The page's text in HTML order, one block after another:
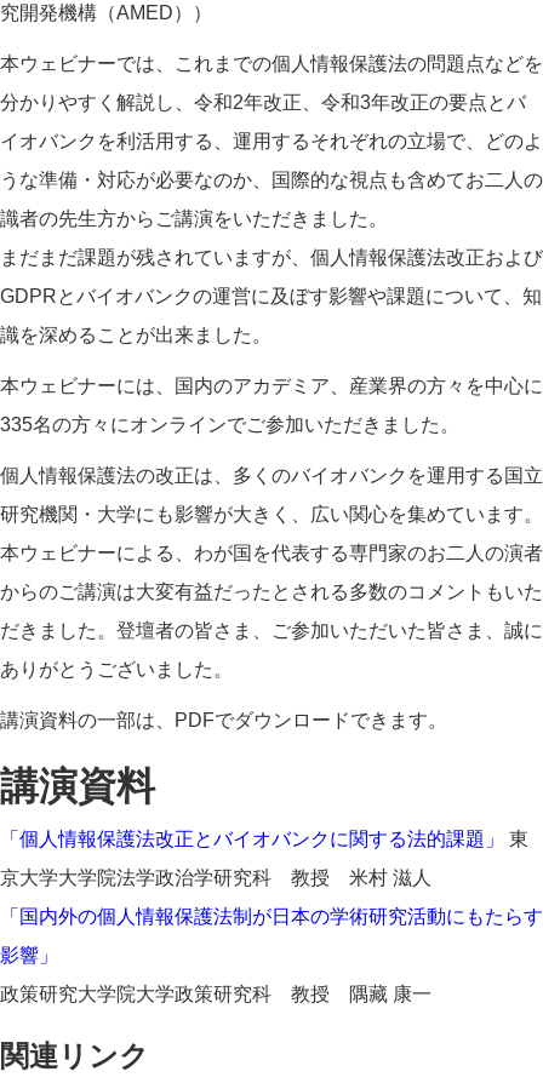
究開発機構（AMED））
本ウェビナーでは、これまでの個人情報保護法の問題点などを
分かりやすく解説し、令和2年改正、令和3年改正の要点とバ
イオバンクを利活用する、運用するそれぞれの立場で、どのよ
うな準備・対応が必要なのか、国際的な視点も含めてお二人の
識者の先生方からご講演をいただきました。
まだまだ課題が残されていますが、個人情報保護法改正および
GDPRとバイオバンクの運営に及ぼす影響や課題について、知
識を深めることが出来ました。
本ウェビナーには、国内のアカデミア、産業界の方々を中心に
335名の方々にオンラインでご参加いただきました。
個人情報保護法の改正は、多くのバイオバンクを運用する国立
研究機関・大学にも影響が大きく、広い関心を集めています。
本ウェビナーによる、わが国を代表する専門家のお二人の演者
からのご講演は大変有益だったとされる多数のコメントもいた
だきました。登壇者の皆さま、ご参加いただいた皆さま、誠に
ありがとうございました。
講演資料の一部は、PDFでダウンロードできます。
講演資料
「個人情報保護法改正とバイオバンクに関する法的課題」
東
京大学大学院法学政治学研究科 教授 米村 滋人
「国内外の個人情報保護法制が日本の学術研究活動にもたらす
影響」
政策研究大学院大学政策研究科 教授 隅藏 康一
関連リンク